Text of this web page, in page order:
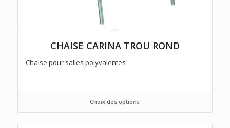
CHAISE CARINA TROU ROND
Chaise pour salles polyvalentes
Choix des options